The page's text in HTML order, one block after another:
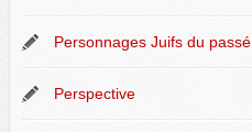
Personnages Juifs du passé
Perspective